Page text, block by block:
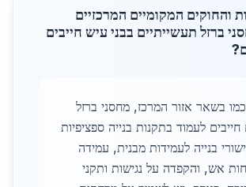
והחוקים המקומיים המרכזיים
ברזל תעשייתיים בבני עיש חייבים
בשאר אזור המרכז, מחסני ברזל
חייבים לעמוד בתקנות בנייה ספציפיות
בנייה לעמידות מבנית, עמידה
אש, והקפדה על נגישות ותקני